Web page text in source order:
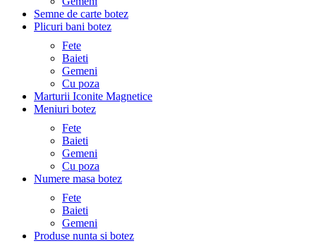
Semne de carte botez
Plicuri bani botez
Fete
Baieti
Gemeni
Cu poza
Marturii Iconite Magnetice
Meniuri botez
Fete
Baieti
Gemeni
Cu poza
Numere masa botez
Fete
Baieti
Gemeni
Produse nunta si botez